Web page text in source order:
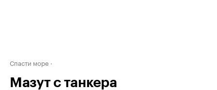
Спасти море
Мазут с танкера